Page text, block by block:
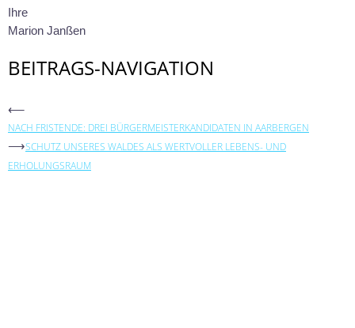
Ihre
Marion Janßen
BEITRAGS-NAVIGATION
⟵
NACH FRISTENDE: DREI BÜRGERMEISTERKANDIDATEN IN AARBERGEN
⟶SCHUTZ UNSERES WALDES ALS WERTVOLLER LEBENS- UND
ERHOLUNGSRAUM